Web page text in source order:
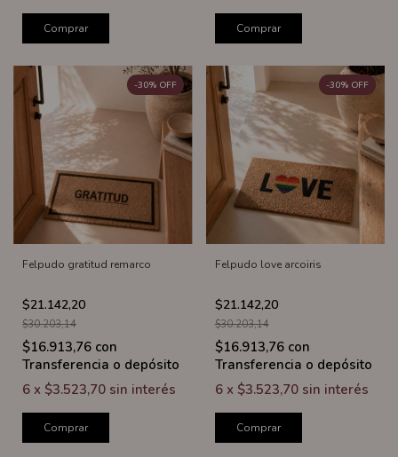
Comprar Comprar
Felpudo gratitud remarco
$21.142,20
-30% OFF
$30.203,14
$16.913,76 con
Transferencia o depósito
6 x $3.523,70 sin interés
Comprar
Felpudo love arcoiris
$21.142,20
-30% OFF
$30.203,14
$16.913,76 con
Transferencia o depósito
6 x $3.523,70 sin interés
Comprar